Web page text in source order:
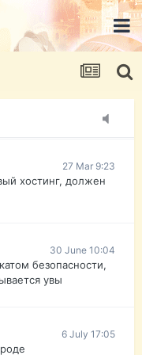
pasport-ua.com/
и форум
27 Mar 9:23
хостинг, должен
30 June 10:04
безопасности,
увы
6 July 17:05